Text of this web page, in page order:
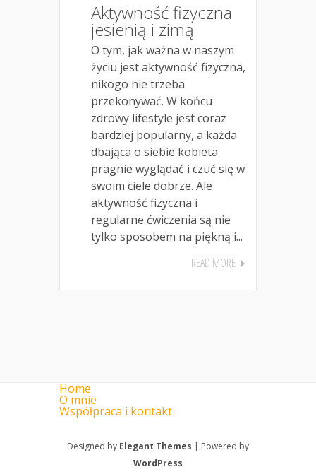
Aktywność fizyczna
jesienią i zimą
O tym, jak ważna w naszym
życiu jest aktywność fizyczna,
nikogo nie trzeba
przekonywać. W końcu
zdrowy lifestyle jest coraz
bardziej popularny, a każda
dbająca o siebie kobieta
pragnie wyglądać i czuć się w
swoim ciele dobrze. Ale
aktywność fizyczna i
regularne ćwiczenia są nie
tylko sposobem na piękną i...
READ MORE
Home
O mnie
Współpraca i kontakt
Designed by Elegant Themes | Powered by
WordPress